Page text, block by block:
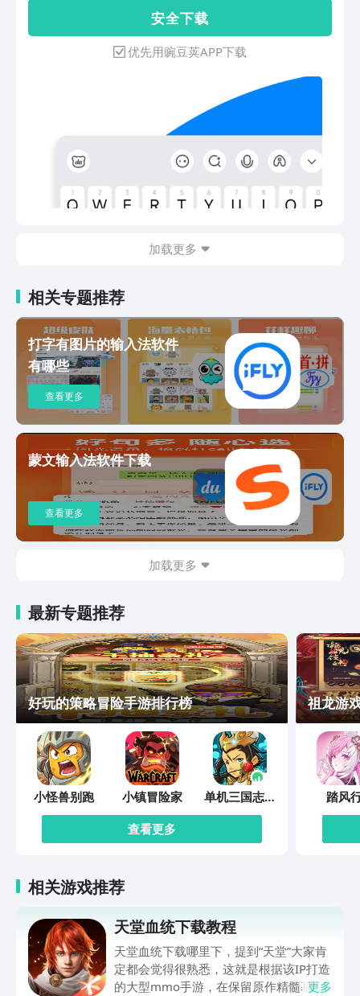
智能；【AI语音输入】支持中英混合免切
换、方言免切换，更快更精确；【离线语
音】断网弱网语音输入一样准；【AR表
情】通过人脸识别技术制作多种逗趣表
情；【超大系统词库】50万系统词库，
输入流畅，选词准确；【人工智能引擎】
智能整句输入算法加纠错算法，提高准确
【游戏键盘】游戏短语、悬浮语音、和谐
【懒人短语】内置多个短语分类，并支持
步；【超强中英混输】中文、英文、数
写；边写边出字，识别速度快；毛笔字效
果；【超多输入方式】支持拼音、英文、
笔画、五笔、语音等多种输入方式；【语
音速记】声纹区分角色技术首次在输入法
登陆；
安 全 下 载
优先用豌豆荚APP下载
加载更多
相关专题推荐
打字有图片的输入法软件
有哪些
查看更多
蒙文输入法软件下载
查看更多
加载更多
最新专题推荐
好玩的策略冒险手游排行榜
小怪兽别跑 小镇冒险家 单机三国志外
传
查看更多
祖龙游
踏风
相关游戏推荐
天堂血统下载教程
天堂血统下载哪里下，提到“天堂”大家肯
定都会觉得很熟悉，这就是根据该IP打造
的大型mmo手游，在保留原作精髓基础
更多